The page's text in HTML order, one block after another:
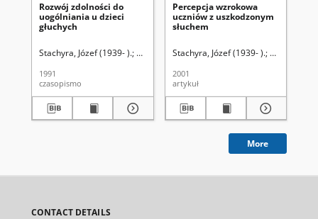
Rozwój zdolności do
uogólniania u dzieci
głuchych
Stachyra, Józef (1939- ). Uniwersytet Marii Curie-Skłodowskiej (Lublin)
1991
czasopismo
Percepcja wzrokowa
uczniów z uszkodzonym
słuchem
Stachyra, Józef (1939- ).
2001
artykuł
More
CONTACT DETAILS